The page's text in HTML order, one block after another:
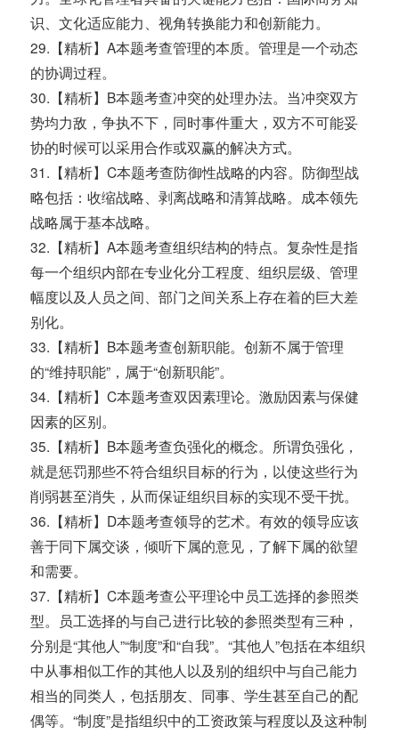
识、文化适应能力、视角转换能力和创新能力。
29.【精析】A本题考查管理的本质。管理是一个动态
的协调过程。
30.【精析】B本题考查冲突的处理办法。当冲突双方
势均力敌，争执不下，同时事件重大，双方不可能妥
协的时候可以采用合作或双赢的解决方式。
31.【精析】C本题考查防御性战略的内容。防御型战
略包括：收缩战略、剥离战略和清算战略。成本领先
战略属于基本战略。
32.【精析】A本题考查组织结构的特点。复杂性是指
每一个组织内部在专业化分工程度、组织层级、管理
幅度以及人员之间、部门之间关系上存在着的巨大差
别化。
33.【精析】B本题考查创新职能。创新不属于管理
的“维持职能”，属于“创新职能”。
34.【精析】C本题考查双因素理论。激励因素与保健
因素的区别。
35.【精析】B本题考查负强化的概念。所谓负强化，
就是惩罚那些不符合组织目标的行为，以使这些行为
削弱甚至消失，从而保证组织目标的实现不受干扰。
36.【精析】D本题考查领导的艺术。有效的领导应该
善于同下属交谈，倾听下属的意见，了解下属的欲望
和需要。
37.【精析】C本题考查公平理论中员工选择的参照类
型。员工选择的与自己进行比较的参照类型有三种，
分别是“其他人”“制度”和“自我”。“其他人”包括在本组织
中从事相似工作的其他人以及别的组织中与自己能力
相当的同类人，包括朋友、同事、学生甚至自己的配
偶等。“制度”是指组织中的工资政策与程度以及这种制